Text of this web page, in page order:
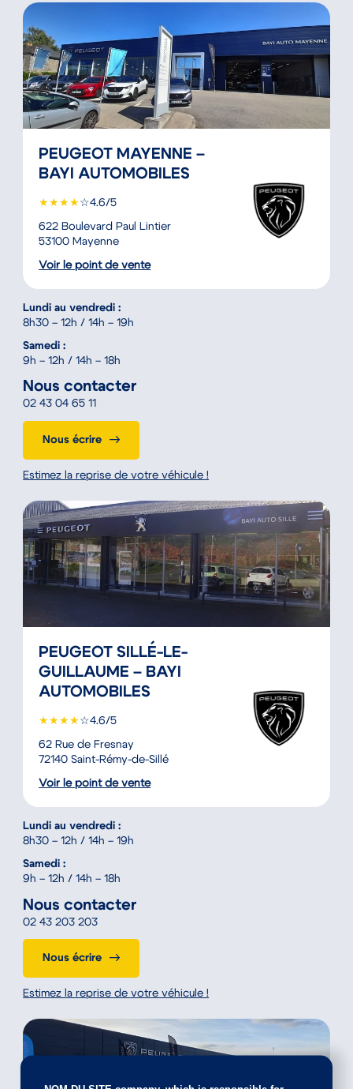
PEUGEOT MAYENNE –
BAYI AUTOMOBILES
★★★★☆4.6/5
622 Boulevard Paul Lintier
53100 Mayenne
Voir le point de vente
Lundi au vendredi :
8h30 – 12h / 14h – 19h
Samedi :
9h – 12h / 14h – 18h
Nous contacter
02 43 04 65 11
Nous écrire
Estimez la reprise de votre véhicule !
PEUGEOT SILLÉ-LE-
GUILLAUME – BAYI
AUTOMOBILES
★★★★☆4.6/5
62 Rue de Fresnay
72140 Saint-Rémy-de-Sillé
Voir le point de vente
Lundi au vendredi :
8h30 – 12h / 14h – 19h
Samedi :
9h – 12h / 14h – 18h
Nous contacter
02 43 203 203
Nous écrire
Estimez la reprise de votre véhicule !